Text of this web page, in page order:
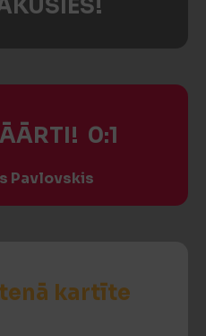
0:1
Pavlovskis
kartīte